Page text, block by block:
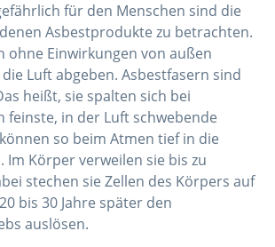
für den Menschen sind die
Asbestprodukte zu betrachten.
ohne Einwirkungen von außen
Luft abgeben. Asbestfasern sind
heißt, sie spalten sich bei
feinste, in der Luft schwebende
so beim Atmen tief in die
Im Körper verweilen sie bis zu
stechen sie Zellen des Körpers auf
bis 30 Jahre später den
auslösen.